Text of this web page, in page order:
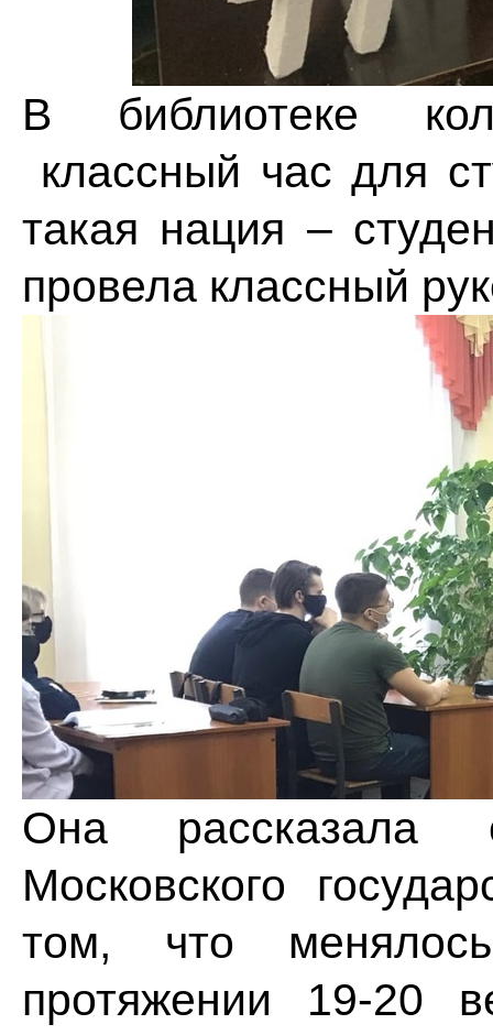
В библиотеке
классный час для
такая нация –
провела классный
Она рассказала
Московского
том, что
протяжении 19-20